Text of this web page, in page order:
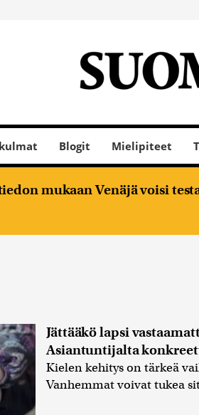
Blogit Mielipiteet
mukaan Venäjä voisi
Jättääkö lapsi
Asiantuntijalta
Kielen kehitys on tärkeä
Vanhemmat voivat tukea